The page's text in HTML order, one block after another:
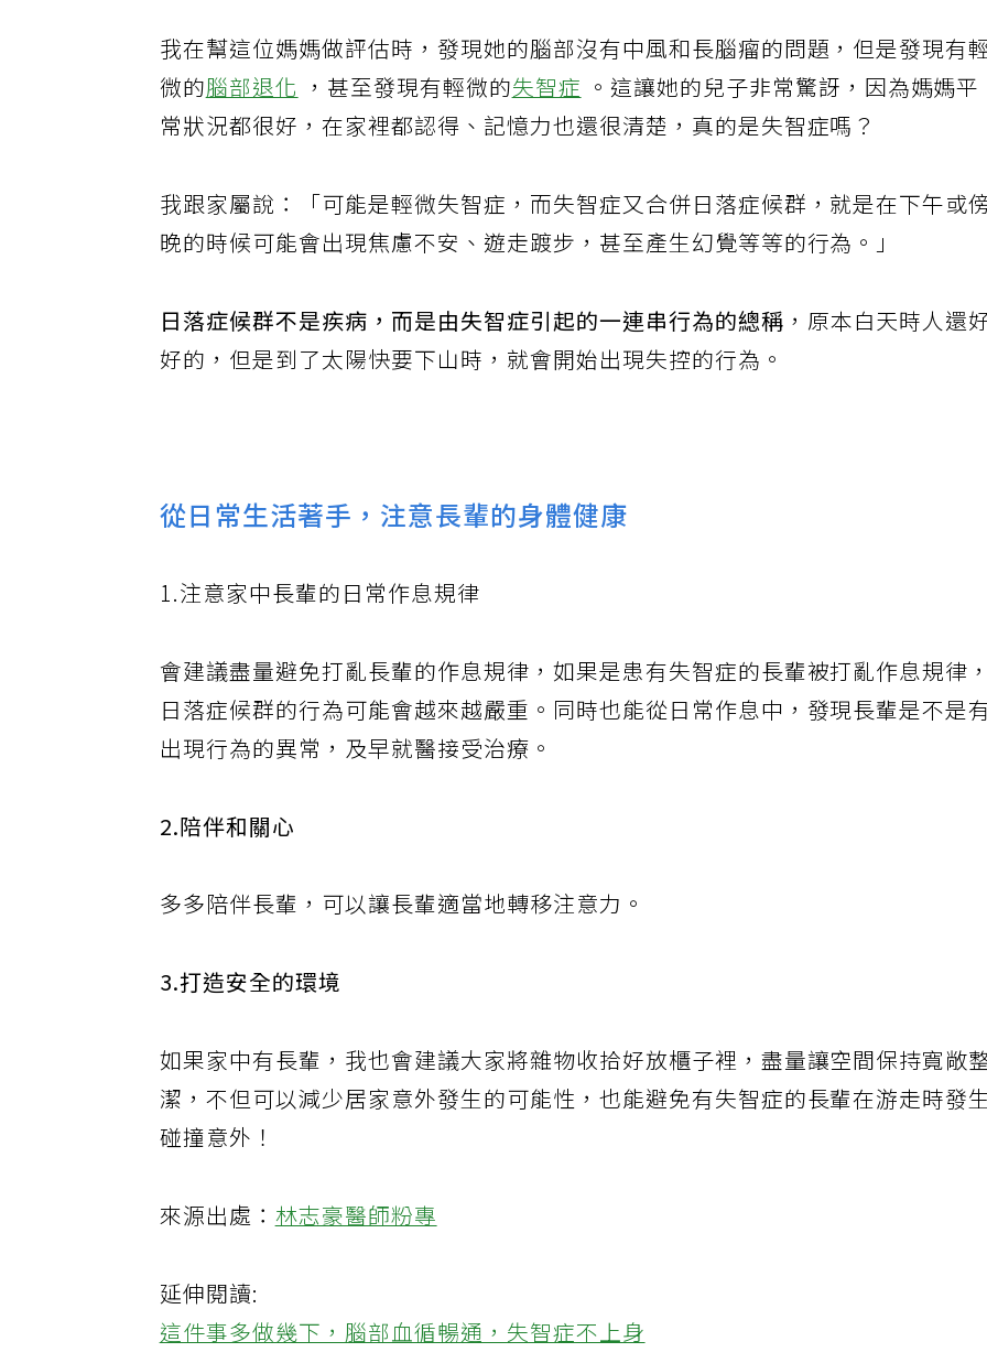
我在幫這位媽媽做評估時，發現她的腦部沒有中風和長腦瘤的問題，但是發現有
微的腦部退化 ，甚至發現有輕微的失智症 。這讓她的兒子非常驚訝，因為媽媽平
常狀況都很好，在家裡都認得、記憶力也還很清楚，真的是失智症嗎？
我跟家屬說：「可能是輕微失智症，而失智症又合併日落症候群，就是在下午或
晚的時候可能會出現焦慮不安、遊走踱步，甚至產生幻覺等等的行為。」
日落症候群不是疾病，而是由失智症引起的一連串行為的總稱 ，原本白天時人還
好的，但是到了太陽快要下山時，就會開始出現失控的行為。
從日常生活著手，注意長輩的身體健康
1.注意家中長輩的日常作息規律
會建議盡量避免打亂長輩的作息規律，如果是患有失智症的長輩被打亂作息規律
日落症候群的行為可能會越來越嚴重。同時也能從日常作息中，發現長輩是不是
出現行為的異常，及早就醫接受治療。
2.陪伴和關心
多多陪伴長輩，可以讓長輩適當地轉移注意力。
3.打造安全的環境
如果家中有長輩，我也會建議大家將雜物收拾好放櫃子裡，盡量讓空間保持寬敞
潔，不但可以減少居家意外發生的可能性，也能避免有失智症的長輩在游走時發
碰撞意外！
來源出處：林志豪醫師粉專
延伸閱讀:
這件事多做幾下，腦部血循暢通，失智症不上身